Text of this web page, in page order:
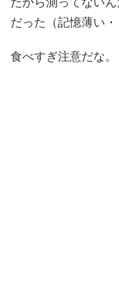
だった（記憶薄い・
食べすぎ注意だな。